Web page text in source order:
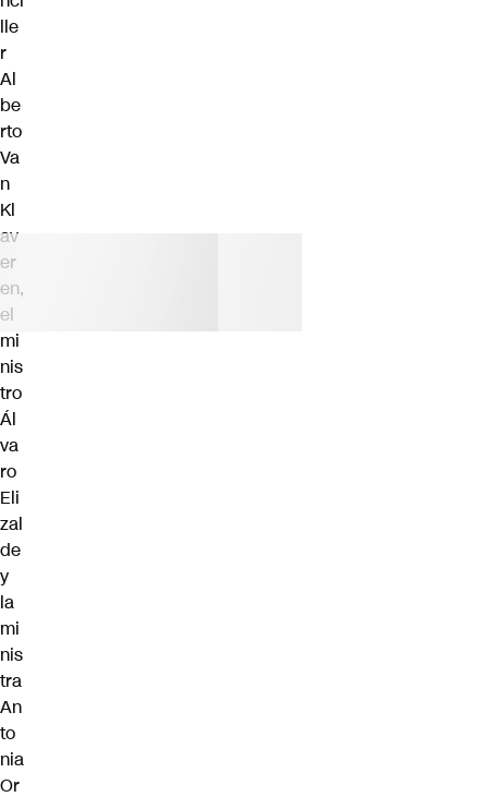
lle
r
Al
be
rto
Va
n
Kl
av
er
en,
el
mi
nis
tro
Ál
va
ro
Eli
zal
de
y
la
mi
nis
tra
An
to
nia
Or